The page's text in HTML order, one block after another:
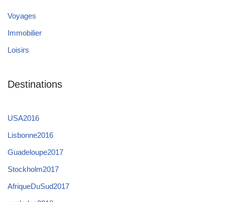
Voyages
Immobilier
Loisirs
Destinations
USA2016
Lisbonne2016
Guadeloupe2017
Stockholm2017
AfriqueDuSud2017